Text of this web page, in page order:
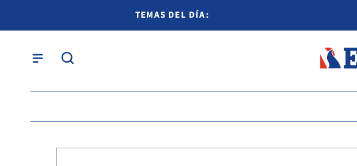
TEMAS DEL DÍA: